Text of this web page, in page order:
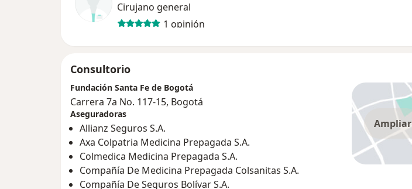
Cirujano general
1 opinión
Consultorio
Ampliar
Fundación Santa Fe de Bogotá
Carrera 7a No. 117-15, Bogotá
Aseguradoras
Allianz Seguros S.A.
Axa Colpatria Medicina Prepagada S.A.
Colmedica Medicina Prepagada S.A.
Compañía De Medicina Prepagada Colsanitas S.A.
Compañía De Seguros Bolívar S.A.